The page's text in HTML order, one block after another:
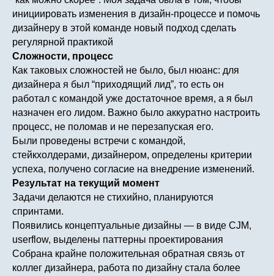
инициировать изменения в дизайн-процессе и помочь
дизайнеру в этой команде новый подход сделать
регулярной практикой
Сложности, процесс
Как таковых сложностей не было, был нюанс: для
дизайнера я был “приходящий лид”, то есть он
работал с командой уже достаточное время, а я был
назначен его лидом. Важно было аккуратно настроить
процесс, не поломав и не перезапуская его.
Были проведены встречи с командой,
стейкхолдерами, дизайнером, определены критерии
успеха, получено согласие на внедрение изменений.
Результат на текущий момент
Задачи делаются не стихийно, планируются
спринтами.
Появились концептуальные дизайны — в виде CJM,
userflow, выделены паттерны проектирования
Собрана крайне положительная обратная связь от
коллег дизайнера, работа по дизайну стала более